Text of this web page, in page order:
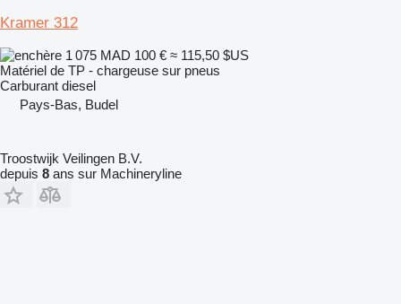
Kramer 312
1 075 MAD 100 € ≈ 115,50 $US
Matériel de TP - chargeuse sur pneus
Carburant diesel
Pays-Bas, Budel
Troostwijk Veilingen B.V.
depuis 8 ans sur Machineryline